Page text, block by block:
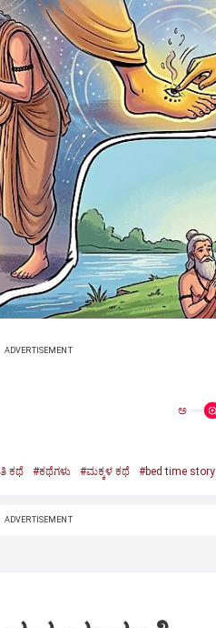
ADVERTISEMENT
ಅ
ಕಥೆ #ಕಥೆಗಳು #ಮಕ್ಕಳ ಕಥೆ #bed time story
ADVERTISEMENT